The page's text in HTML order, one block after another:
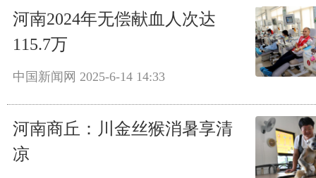
河南2024年无偿献血人次达
115.7万
中国新闻网 2025-6-14 14:33
河南商丘：川金丝猴消暑享清
凉